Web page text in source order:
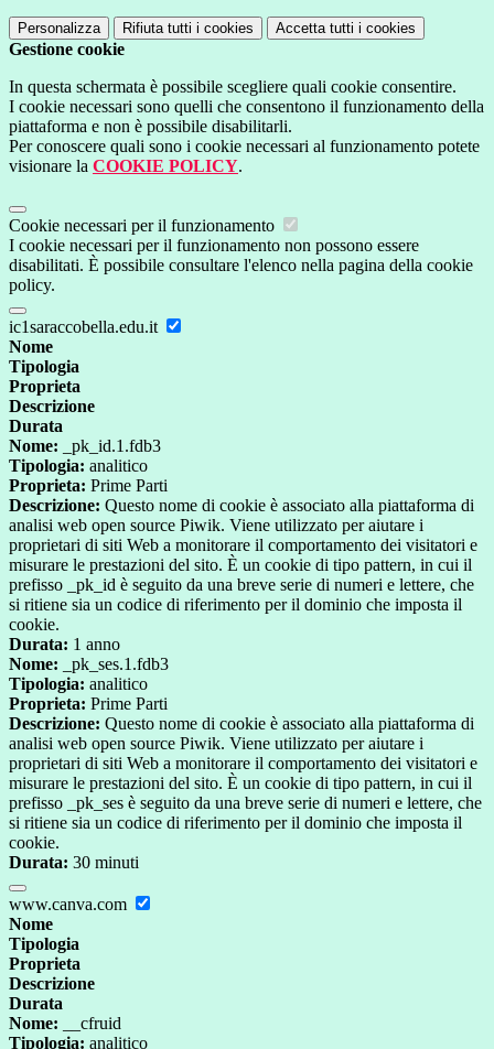
Personalizza Rifiuta tutti i cookies Accetta tutti i cookies
Gestione cookie
In questa schermata è possibile scegliere quali cookie consentire.
I cookie necessari sono quelli che consentono il funzionamento della
piattaforma e non è possibile disabilitarli.
Per conoscere quali sono i cookie necessari al funzionamento potete
visionare la COOKIE POLICY.
Cookie necessari per il funzionamento
I cookie necessari per il funzionamento non possono essere
disabilitati. È possibile consultare l'elenco nella pagina della cookie
policy.
ic1saraccobella.edu.it
Nome
Tipologia
Proprieta
Descrizione
Durata
Nome: _pk_id.1.fdb3
Tipologia: analitico
Proprieta: Prime Parti
Descrizione: Questo nome di cookie è associato alla piattaforma di
analisi web open source Piwik. Viene utilizzato per aiutare i
proprietari di siti Web a monitorare il comportamento dei visitatori e
misurare le prestazioni del sito. È un cookie di tipo pattern, in cui il
prefisso _pk_id è seguito da una breve serie di numeri e lettere, che
si ritiene sia un codice di riferimento per il dominio che imposta il
cookie.
Durata: 1 anno
Nome: _pk_ses.1.fdb3
Tipologia: analitico
Proprieta: Prime Parti
Descrizione: Questo nome di cookie è associato alla piattaforma di
analisi web open source Piwik. Viene utilizzato per aiutare i
proprietari di siti Web a monitorare il comportamento dei visitatori e
misurare le prestazioni del sito. È un cookie di tipo pattern, in cui il
prefisso _pk_ses è seguito da una breve serie di numeri e lettere, che
si ritiene sia un codice di riferimento per il dominio che imposta il
cookie.
Durata: 30 minuti
www.canva.com
Nome
Tipologia
Proprieta
Descrizione
Durata
Nome: __cfruid
Tipologia: analitico